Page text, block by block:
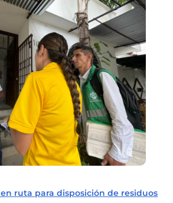
ruta para disposición de residuos